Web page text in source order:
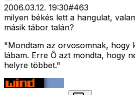
2006.03.12. 19:30#463
milyen békés lett a hangulat,
másik tábor talán?
"Mondtam az orvosomnak, hogy
lábam. Erre Ő azt mondta, hogy
helyre többet."